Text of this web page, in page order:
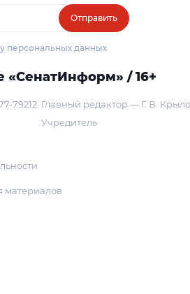
Отправить
персональных данных
«СенатИнформ» / 16+
79212 Главный редактор — Г. В.
Учредитель
материалов